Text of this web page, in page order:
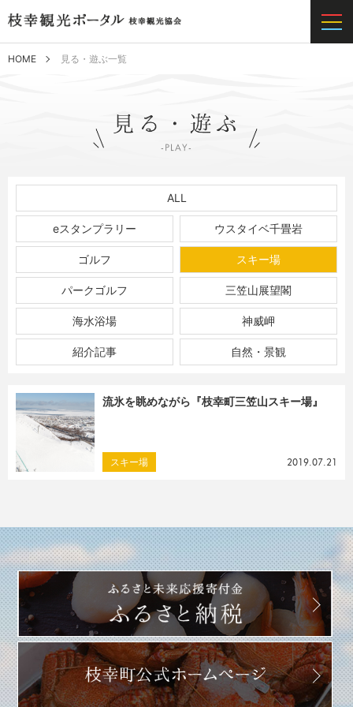
HOME 見る・遊ぶ一覧
ALL
eスタンプラリー ウスタイベ千畳岩
ゴルフ スキー場
パークゴルフ 三笠山展望閣
海水浴場 神威岬
紹介記事 自然・景観
流氷を眺めながら『枝幸町三笠山スキー場』
スキー場 2019.07.21